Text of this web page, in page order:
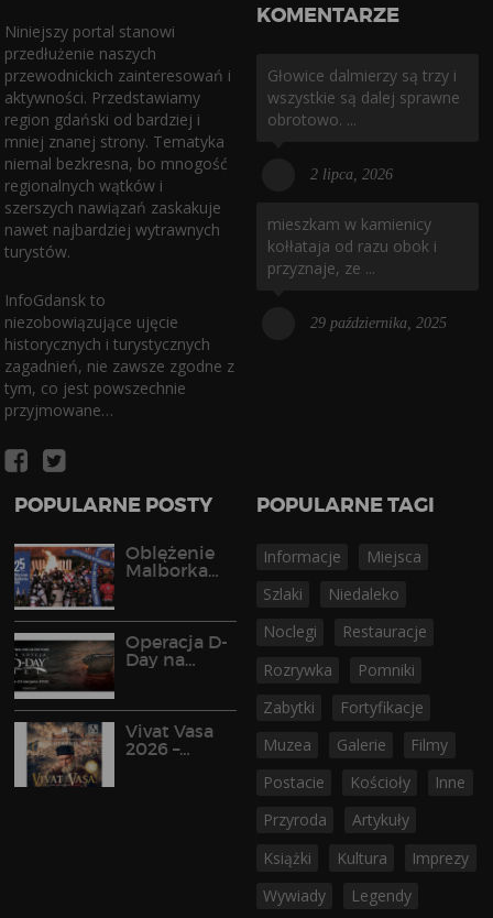
Niniejszy portal stanowi
przedłużenie naszych
przewodnickich zainteresowań i
aktywności. Przedstawiamy
region gdański od bardziej i
mniej znanej strony. Tematyka
niemal bezkresna, bo mnogość
regionalnych wątków i
szerszych nawiązań zaskakuje
nawet najbardziej wytrawnych
turystów.
InfoGdansk to
niezobowiązujące ujęcie
historycznych i turystycznych
zagadnień, nie zawsze zgodne z
tym, co jest powszechnie
przyjmowane…
KOMENTARZE
Głowice dalmierzy są trzy i
wszystkie są dalej sprawne
obrotowo. ...
2 lipca, 2026
mieszkam w kamienicy
kołłataja od razu obok i
przyznaje, ze ...
29 października, 2025
POPULARNE POSTY
Oblężenie
Malborka
Operacja D-
Day na
Vivat Vasa
2026 –
POPULARNE TAGI
Informacje
Miejsca
Szlaki
Niedaleko
Noclegi
Restauracje
Rozrywka
Pomniki
Zabytki
Fortyfikacje
Muzea
Galerie
Filmy
Postacie
Kościoły
Inne
Przyroda
Artykuły
Książki
Kultura
Imprezy
Wywiady
Legendy